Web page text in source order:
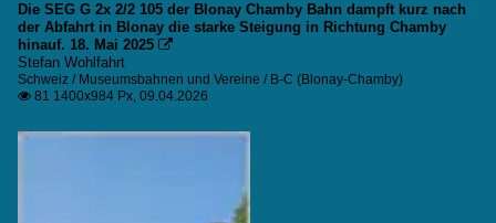
Die SEG G 2x 2/2 105 der Blonay Chamby Bahn dampft kurz nach
der Abfahrt in Blonay die starke Steigung in Richtung Chamby
hinauf. 18. Mai 2025

Stefan Wohlfahrt
Schweiz / Museumsbahnen und Vereine / B-C (Blonay-Chamby)
 81 1400x984 Px, 09.04.2026